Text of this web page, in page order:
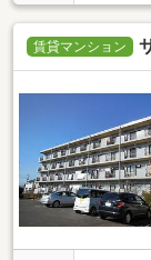
賃貸マンション